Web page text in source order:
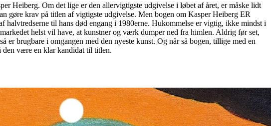
Heiberg. Om det lige er den allervigtigste udgivelse i løbet af året, er måske lidt
gøre krav på titlen af vigtigste udgivelse. Men bogen om Kasper Heiberg ER
halvtredserne til hans død engang i 1980erne. Hukommelse er vigtig, ikke mindst i
helst vil have, at kunstner og værk dumper ned fra himlen. Aldrig før set,
brugbare i omgangen med den nyeste kunst. Og når så bogen, tillige med en
den være en klar kandidat til titlen.